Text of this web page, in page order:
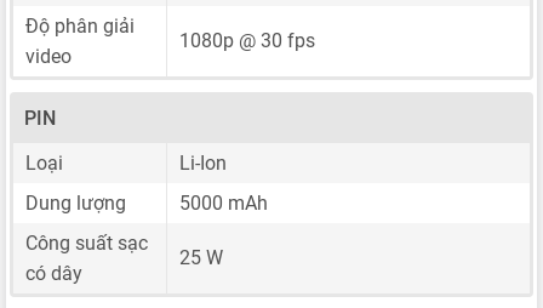
Độ phân giải
video
1080p @ 30 fps
PIN
Loại
Li-Ion
Dung lượng
5000 mAh
Công suất sạc
có dây
25 W